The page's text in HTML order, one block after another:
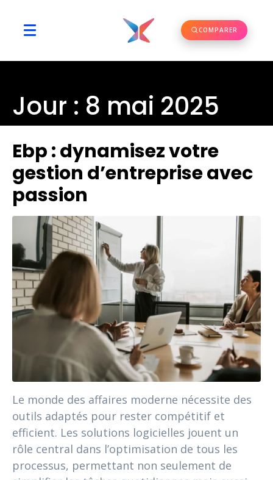
COMPARER
Jour : 8 mai 2025
Ebp : dynamisez votre
gestion d’entreprise avec
passion
Le monde des affaires moderne nécessite des
outils adaptés pour rester compétitif et
efficient. Les solutions logicielles jouent un
rôle central dans l’optimisation de tous les
processus, permettant non seulement de